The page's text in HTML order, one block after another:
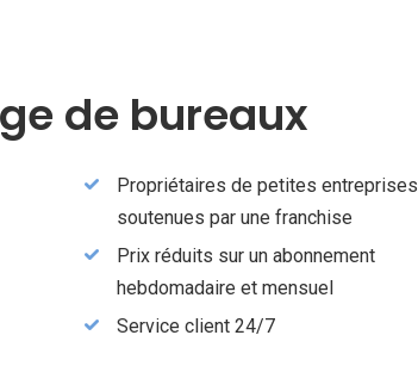
de bureaux
Propriétaires de petites entreprises
soutenues par une franchise
Prix réduits sur un abonnement
hebdomadaire et mensuel
Service client 24/7